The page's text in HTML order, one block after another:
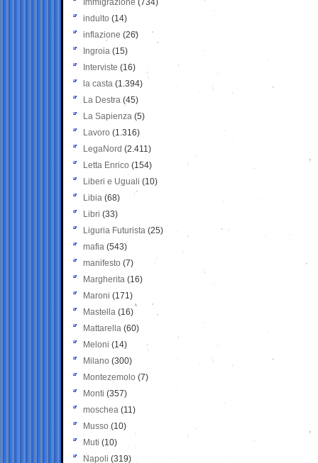
Immigrazione (734)
indulto (14)
inflazione (26)
Ingroia (15)
Interviste (16)
la casta (1.394)
La Destra (45)
La Sapienza (5)
Lavoro (1.316)
LegaNord (2.411)
Letta Enrico (154)
Liberi e Uguali (10)
Libia (68)
Libri (33)
Liguria Futurista (25)
mafia (543)
manifesto (7)
Margherita (16)
Maroni (171)
Mastella (16)
Mattarella (60)
Meloni (14)
Milano (300)
Montezemolo (7)
Monti (357)
moschea (11)
Musso (10)
Muti (10)
Napoli (319)